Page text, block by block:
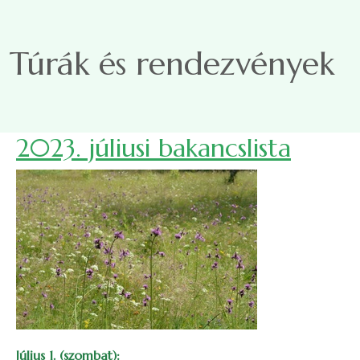
Túrák és rendezvények
2023. júliusi bakancslista
Július 1. (szombat):